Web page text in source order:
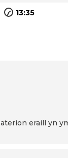
13:35
eraill yn